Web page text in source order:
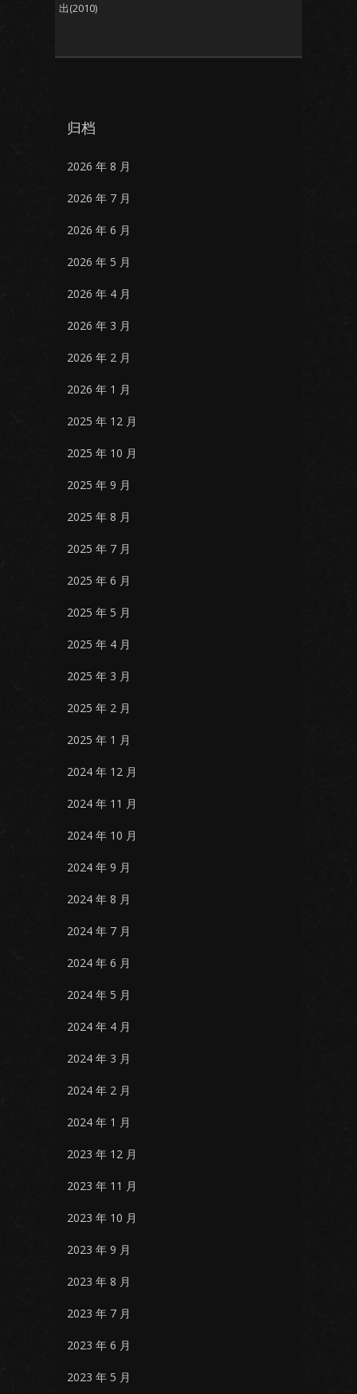
出(2010)
归档
2026 年 8 月
2026 年 7 月
2026 年 6 月
2026 年 5 月
2026 年 4 月
2026 年 3 月
2026 年 2 月
2026 年 1 月
2025 年 12 月
2025 年 10 月
2025 年 9 月
2025 年 8 月
2025 年 7 月
2025 年 6 月
2025 年 5 月
2025 年 4 月
2025 年 3 月
2025 年 2 月
2025 年 1 月
2024 年 12 月
2024 年 11 月
2024 年 10 月
2024 年 9 月
2024 年 8 月
2024 年 7 月
2024 年 6 月
2024 年 5 月
2024 年 4 月
2024 年 3 月
2024 年 2 月
2024 年 1 月
2023 年 12 月
2023 年 11 月
2023 年 10 月
2023 年 9 月
2023 年 8 月
2023 年 7 月
2023 年 6 月
2023 年 5 月